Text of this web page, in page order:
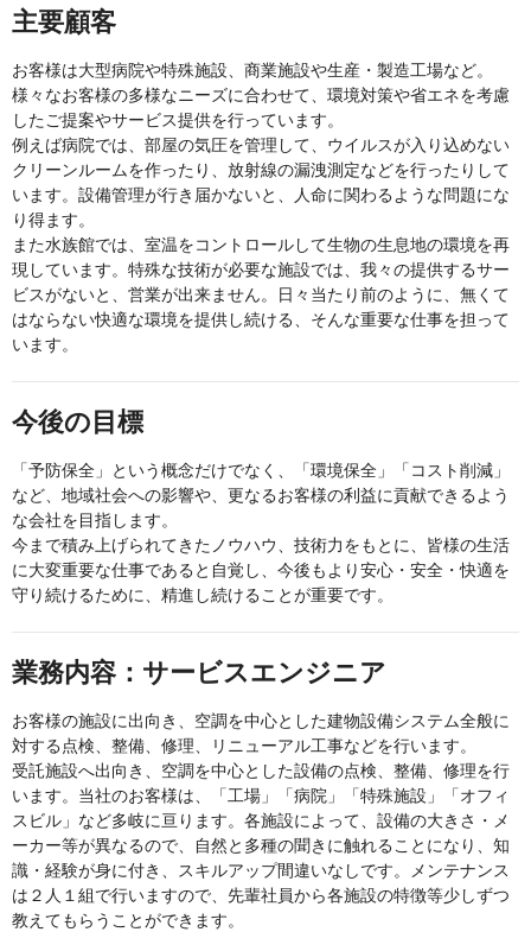
主要顧客
お客様は大型病院や特殊施設、商業施設や生産・製造工場など。
様々なお客様の多様なニーズに合わせて、環境対策や省エネを考慮
したご提案やサービス提供を行っています。
例えば病院では、部屋の気圧を管理して、ウイルスが入り込めない
クリーンルームを作ったり、放射線の漏洩測定などを行ったりして
います。設備管理が行き届かないと、人命に関わるような問題にな
り得ます。
また水族館では、室温をコントロールして生物の生息地の環境を再
現しています。特殊な技術が必要な施設では、我々の提供するサー
ビスがないと、営業が出来ません。日々当たり前のように、無くて
はならない快適な環境を提供し続ける、そんな重要な仕事を担って
います。
今後の目標
「予防保全」という概念だけでなく、「環境保全」「コスト削減」
など、地域社会への影響や、更なるお客様の利益に貢献できるよう
な会社を目指します。
今まで積み上げられてきたノウハウ、技術力をもとに、皆様の生活
に大変重要な仕事であると自覚し、今後もより安心・安全・快適を
守り続けるために、精進し続けることが重要です。
業務内容：サービスエンジニア
お客様の施設に出向き、空調を中心とした建物設備システム全般に
対する点検、整備、修理、リニューアル工事などを行います。
受託施設へ出向き、空調を中心とした設備の点検、整備、修理を行
います。当社のお客様は、「工場」「病院」「特殊施設」「オフィ
スビル」など多岐に亘ります。各施設によって、設備の大きさ・メ
ーカー等が異なるので、自然と多種の聞きに触れることになり、知
識・経験が身に付き、スキルアップ間違いなしです。メンテナンス
は２人１組で行いますので、先輩社員から各施設の特徴等少しずつ
教えてもらうことができます。